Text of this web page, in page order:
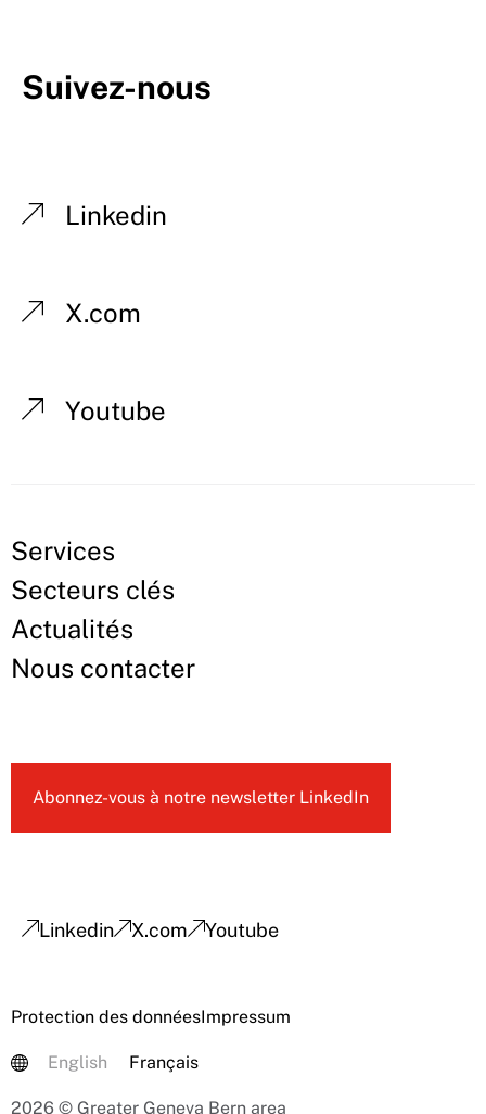
Suivez-nous
Linkedin
X.com
Youtube
Services
Secteurs clés
Actualités
Nous contacter
Abonnez-vous à notre newsletter LinkedIn
Linkedin X.com Youtube
Protection des donnéesImpressum
English Français
2026 © Greater Geneva Bern area